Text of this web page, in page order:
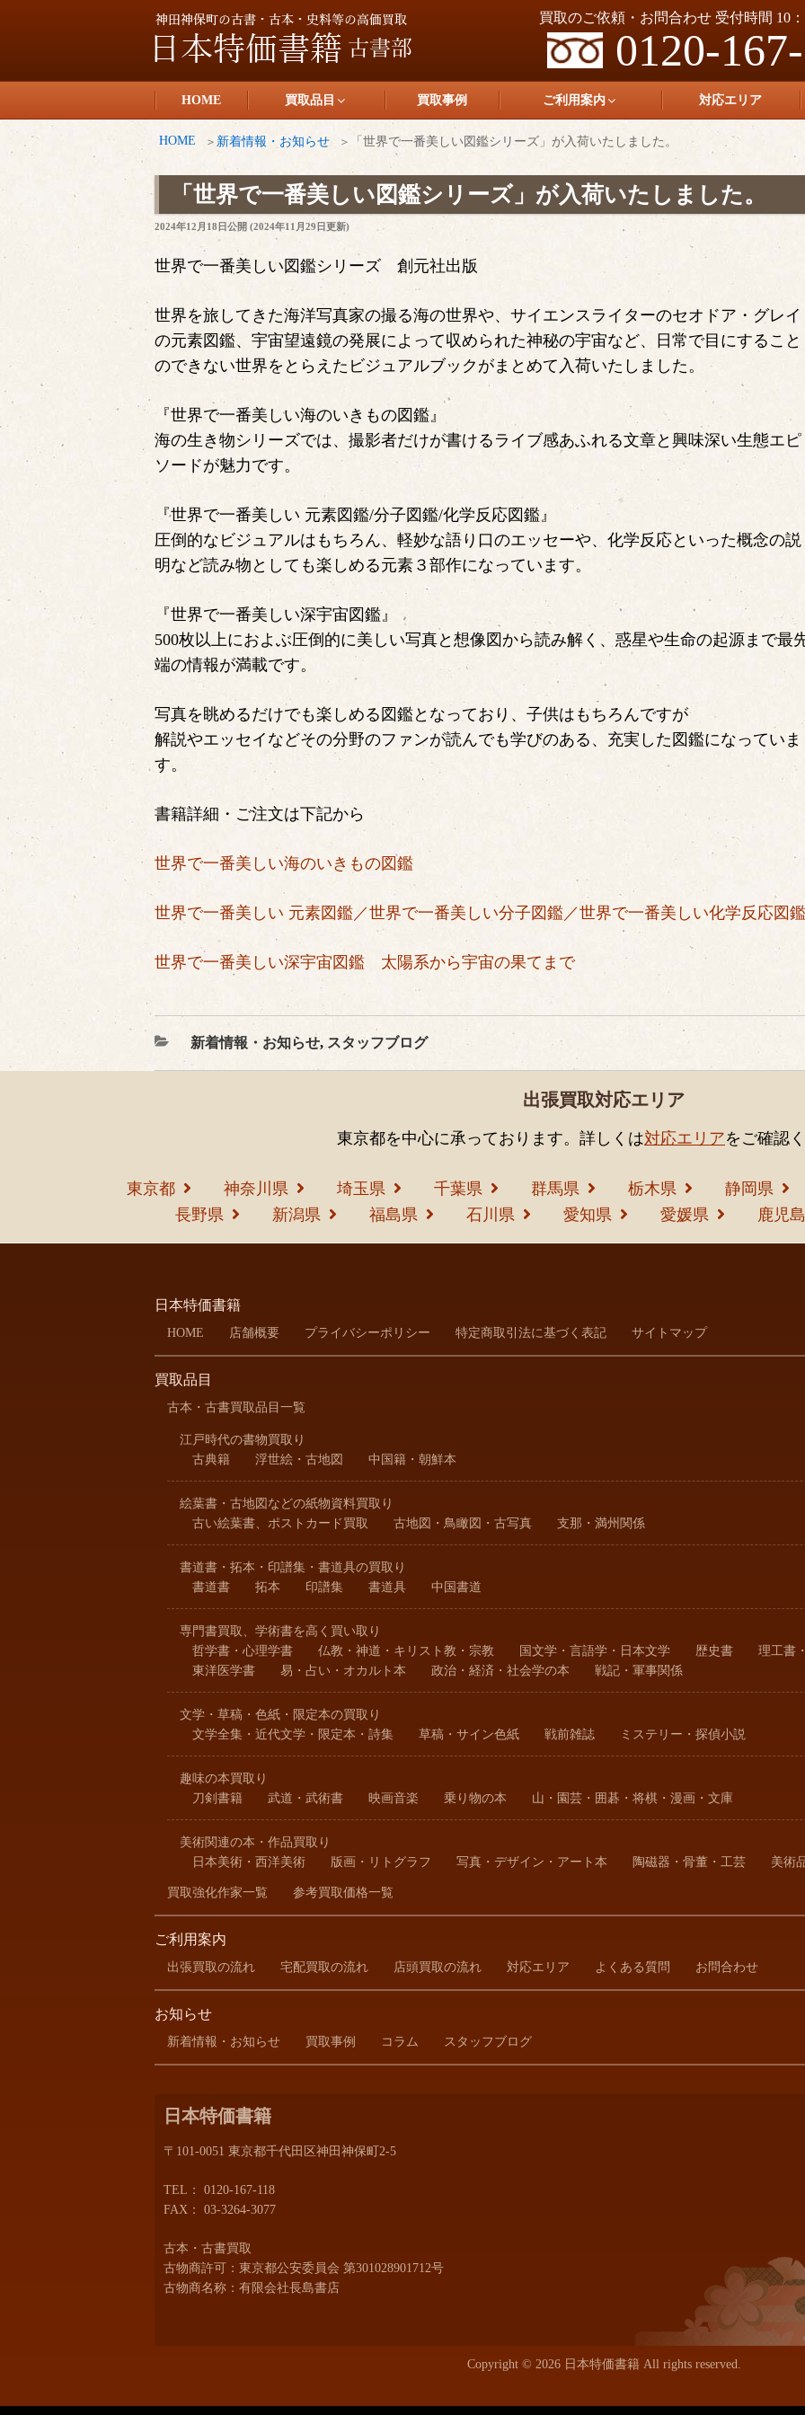
買取のご依頼・お問合わせ 受付時間 10
0120-
日本特価書籍
HOME 買取品目 買取事例 ご利用案内 対応エリア
HOME 新着情報・お知らせ 「世界で一番美しい図鑑シリーズ」が入荷いたしました。
「世界で一番美しい図鑑シリーズ」が入荷いたしました。
投
日:
2024年12月18日公開 (2024年11月29日 更新)
世界で一番美しい図鑑シリーズ 創元社出版
世界を旅してきた海洋写真家の撮る海の世界や、サイエンスライターのセオドア・グレイ
の元素図鑑、宇宙望遠鏡の発展によって収められた神秘の宇宙など、日常で目にすること
のできない世界をとらえたビジュアルブックがまとめて入荷いたしました。
『世界で一番美しい海のいきもの図鑑』
海の生き物シリーズでは、撮影者だけが書けるライブ感あふれる文章と興味深い生態エピ
ソードが魅力です。
『世界で一番美しい 元素図鑑/分子図鑑/化学反応図鑑』
圧倒的なビジュアルはもちろん、軽妙な語り口のエッセーや、化学反応といった概念の説
明など読み物としても楽しめる元素３部作になっています。
『世界で一番美しい深宇宙図鑑』
500枚以上におよぶ圧倒的に美しい写真と想像図から読み解く、惑星や生命の起源まで最
端の情報が満載です。
写真を眺めるだけでも楽しめる図鑑となっており、子供はもちろんですが
解説やエッセイなどその分野のファンが読んでも学びのある、充実した図鑑になっていま
す。
書籍詳細・ご注文は下記から
世界で一番美しい海のいきもの図鑑
世界で一番美しい 元素図鑑／世界で一番美しい分子図鑑／世界で一番美しい化学反応図鑑
世界で一番美しい深宇宙図鑑 太陽系から宇宙の果てまで
カ
テ
新着情報・お知らせ, スタッフブログ
出張買取対応エリア
東京都を中心に承っております。詳しくは対応エリアをご確認
東京都 神奈川県 埼玉県 千葉県 群馬県 栃木県 静岡県
長野県
新潟県 福島県 石川県 愛知県 愛媛県 鹿児
日本特価書籍
HOME 店舗概要 プライバシーポリシー 特定商取引法に基づく表記 サイトマップ
買取品目
古本・古書買取品目一覧
江戸時代の書物買取り
古典籍
浮世絵・古地図 中国籍・朝鮮本
絵葉書・古地図などの紙物資料買取り
古い絵葉書、ポストカード買取
古地図・鳥瞰図・古写真 支那・満州関係
書道書・拓本・印譜集・書道具の買取り
書道書
拓本 印譜集 書道具 中国書道
専門書買取、学術書を高く買い取り
哲学書・心理学書
仏教・神道・キリスト教・宗教 国文学・言語学・日本文学 歴史書 理工書
東洋医学書
易・占い・オカルト本 政治・経済・社会学の本 戦記・軍事関係
文学・草稿・色紙・限定本の買取り
文学全集・近代文学・限定本・詩集
草稿・サイン色紙 戦前雑誌 ミステリー・探偵小説
趣味の本買取り
刀剣書籍
武道・武術書 映画音楽 乗り物の本 山・園芸・囲碁・将棋・漫画・文庫
美術関連の本・作品買取り
日本美術・西洋美術
版画・リトグラフ 写真・デザイン・アート本 陶磁器・骨董・工芸 美術
買取強化作家一覧 参考買取価格一覧
ご利用案内
出張買取の流れ 宅配買取の流れ 店頭買取の流れ 対応エリア よくある質問 お問合わせ
お知らせ
新着情報・お知らせ 買取事例 コラム スタッフブログ
日本特価書籍
〒101-0051 東京都千代田区神田神保町2-5
TEL： 0120-167-118
FAX： 03-3264-3077
古本・古書買取
古物商許可：東京都公安委員会 第301028901712号
古物商名称：有限会社長島書店
Copyright © 2026 日本特価書籍 All rights reserved.